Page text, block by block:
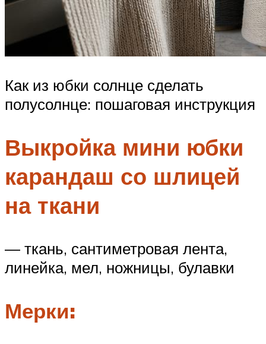
Как из юбки солнце сделать
полусолнце: пошаговая инструкция
Выкройка мини юбки
карандаш со шлицей
на ткани
— ткань, сантиметровая лента,
линейка, мел, ножницы, булавки
Мерки: